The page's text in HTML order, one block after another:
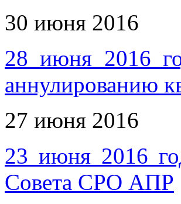
30 июня 2016
28 июня 2016
аннулированию
27 июня 2016
23 июня 2016
Совета СРО АПР